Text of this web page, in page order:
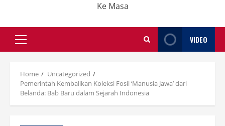
Ke Masa
Primary
Menu
VIDEO
Home
Uncategorized
Pemerintah Kembalikan Koleksi Fosil ‘Manusia Jawa’ dari
Belanda: Bab Baru dalam Sejarah Indonesia